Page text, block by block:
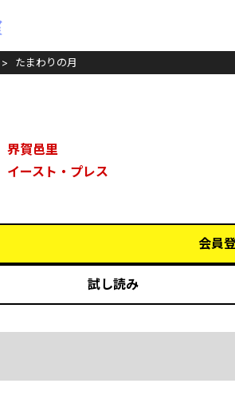
たまわりの月
界賀邑里
イースト・プレス
会員
試し読み